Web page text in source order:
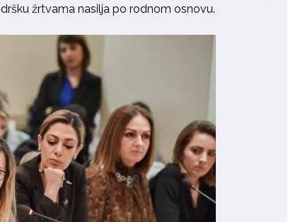
žrtvama nasilja po rodnom osnovu.